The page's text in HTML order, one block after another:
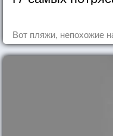
Вот пляжи, непохожие